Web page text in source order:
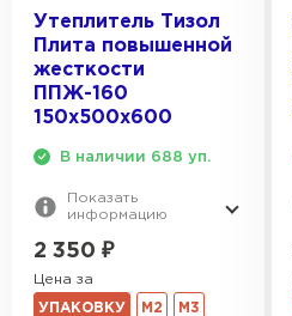
Утеплитель Тизол
Плита повышенной
жесткости
ППЖ-160
150х500х600
В наличии 688 уп.
Показать
информацию
2 350 ₽
Цена за
УПАКОВКУ М2 М3